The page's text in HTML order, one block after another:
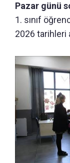
Pazar günü
1. sınıf
2026 tarihleri